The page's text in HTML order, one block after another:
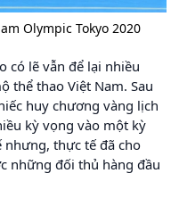
Olympic Tokyo 2020
có lẽ vẫn để lại nhiều
thể thao Việt Nam. Sau
huy chương vàng lịch
kỳ vọng vào một kỳ
nhưng, thực tế đã cho
những đối thủ hàng đầu